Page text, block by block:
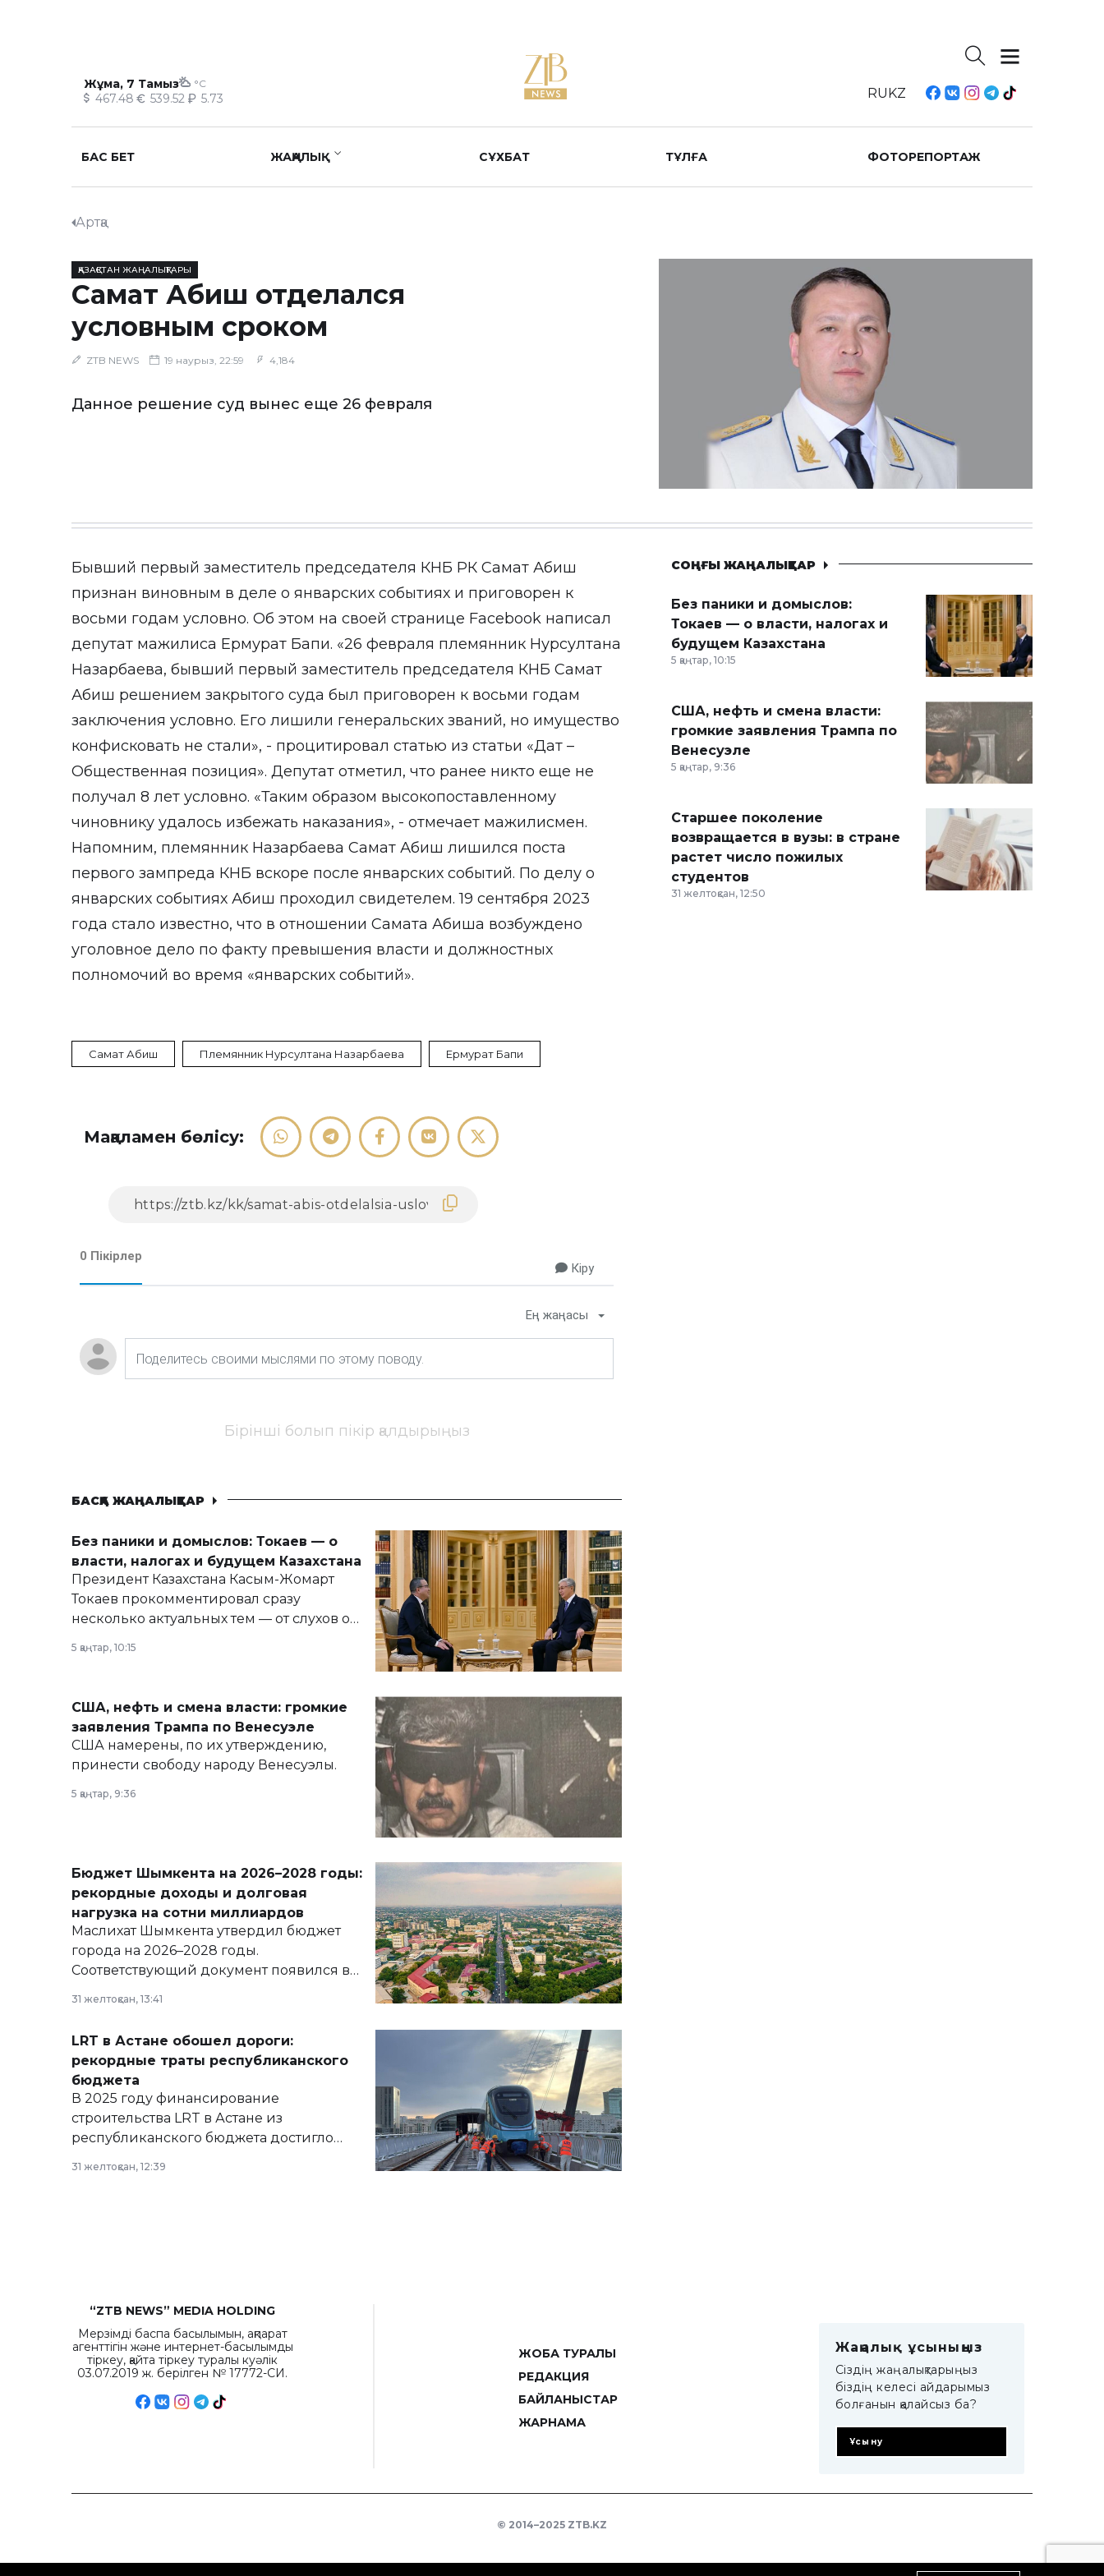
Жұма, 7 Тамыз °C
467.48 539.52 5.73 RUKZ
БАС БЕТ ЖАҢАЛЫҚ СҰХБАТ ТҰЛҒА ФОТОРЕПОРТАЖ
Артқа
ҚАЗАҚСТАН ЖАҢАЛЫҚТАРЫ
Самат Абиш отделался
условным сроком
ZTB NEWS 19 наурыз, 22:59 4,184
Данное решение суд вынес еще 26 февраля
Бывший первый заместитель председателя КНБ РК Самат Абиш
признан виновным в деле о январских событиях и приговорен к
восьми годам условно. Об этом на своей странице Facebook написал
депутат мажилиса Ермурат Бапи. «26 февраля племянник Нурсултана
Назарбаева, бывший первый заместитель председателя КНБ Самат
Абиш решением закрытого суда был приговорен к восьми годам
заключения условно. Его лишили генеральских званий, но имущество
конфисковать не стали», - процитировал статью из статьи «Дат –
Общественная позиция». Депутат отметил, что ранее никто еще не
получал 8 лет условно. «Таким образом высокопоставленному
чиновнику удалось избежать наказания», - отмечает мажилисмен.
Напомним, племянник Назарбаева Самат Абиш лишился поста
первого зампреда КНБ вскоре после январских событий. По делу о
январских событиях Абиш проходил свидетелем. 19 сентября 2023
года стало известно, что в отношении Самата Абиша возбуждено
уголовное дело по факту превышения власти и должностных
полномочий во время «январских событий».
Самат Абиш Племянник Нурсултана Назарбаева Ермурат Бапи
Мақаламен бөлісу:
0 Пікірлер
Кіру
Ең жаңасы
Бірінші болып пікір қалдырыңыз
БАСҚА ЖАҢАЛЫҚТАР
Без паники и домыслов: Токаев — о
власти, налогах и будущем Казахстана
Президент Казахстана Касым-Жомарт
Токаев прокомментировал сразу
несколько актуальных тем — от слухов о
армии, экономики и личного здоровья.
5 қаңтар, 10:15
США, нефть и смена власти: громкие
заявления Трампа по Венесуэле
США намерены, по их утверждению,
принести свободу народу Венесуэлы.
5 қаңтар, 9:36
Бюджет Шымкента на 2026–2028 годы:
рекордные доходы и долговая
нагрузка на сотни миллиардов
Маслихат Шымкента утвердил бюджет
города на 2026–2028 годы.
Соответствующий документ появился в
сайте маслихат города.
31 желтоқсан, 13:41
LRT в Астане обошел дороги:
рекордные траты республиканского
бюджета
В 2025 году финансирование
строительства LRT в Астане из
республиканского бюджета достигло
31 желтоқсан, 12:39
СОҢҒЫ ЖАҢАЛЫҚТАР
Без паники и домыслов:
Токаев — о власти, налогах и
будущем Казахстана
5 қаңтар, 10:15
США, нефть и смена власти:
громкие заявления Трампа по
Венесуэле
5 қаңтар, 9:36
Старшее поколение
возвращается в вузы: в стране
растет число пожилых
студентов
31 желтоқсан, 12:50
“ZTB NEWS” MEDIA HOLDING
Мерзімді баспа басылымын, ақпарат
агенттігін және интернет-басылымды
тіркеу, қайта тіркеу туралы куәлік
03.07.2019 ж. берілген № 17772-СИ.
ЖОБА ТУРАЛЫ
РЕДАКЦИЯ
БАЙЛАНЫСТАР
ЖАРНАМА
Жаңалық ұсыныңыз
Сіздің жаңалықтарыңыз
біздің келесі айдарымыз
болғанын қалайсыз ба?
Ұсыну
© 2014–2025 ZTB.KZ